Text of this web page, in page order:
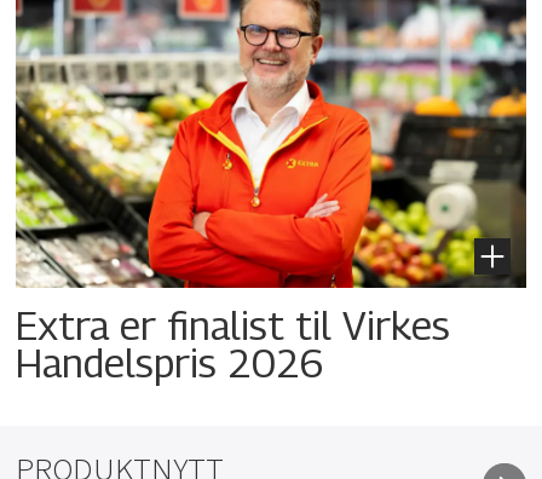
Extra er finalist til Virkes
Handelspris 2026